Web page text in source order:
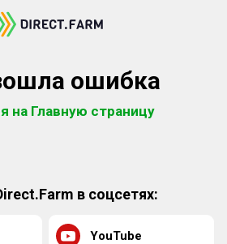
ошибка
на Главную страницу
в соцсетях:
YouTube